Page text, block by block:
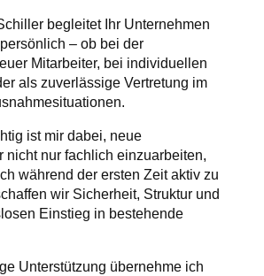
begleitet Ihr Unternehmen
– ob bei der
Mitarbeiter, bei individuellen
als zuverlässige Vertretung im
ist mir dabei, neue
nicht nur fachlich einzuarbeiten,
während der ersten Zeit aktiv zu
wir Sicherheit, Struktur und
Einstieg in bestehende
Unterstützung übernehme ich